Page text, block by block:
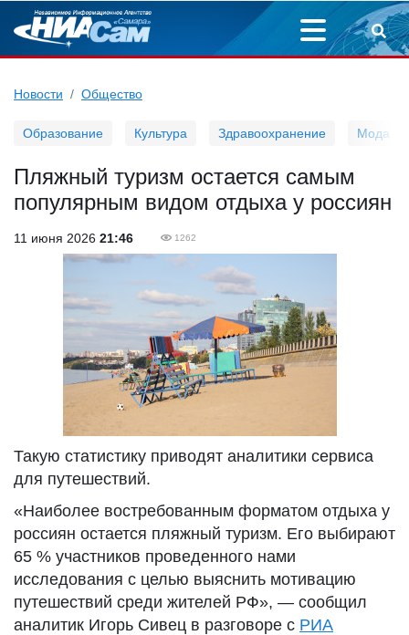
Новости Общество
Образование Культура Здравоохранение Мода
Пляжный туризм остается самым
популярным видом отдыха у россиян
11 июня 2026 21:46 1262
Такую статистику приводят аналитики сервиса
для путешествий.
«Наиболее востребованным форматом отдыха у
россиян остается пляжный туризм. Его выбирают
65 % участников проведенного нами
исследования с целью выяснить мотивацию
путешествий среди жителей РФ», — сообщил
аналитик Игорь Сивец в разговоре с РИА